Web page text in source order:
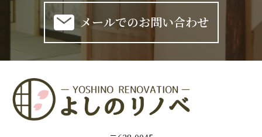
メールでのお問い合わせ